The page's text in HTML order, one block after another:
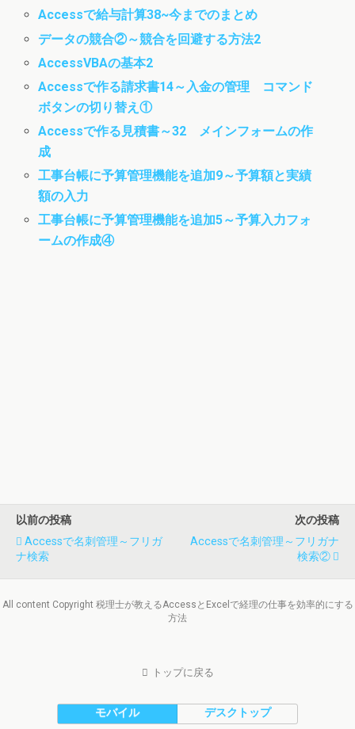
Accessで給与計算38~今までのまとめ
データの競合②～競合を回避する方法2
AccessVBAの基本2
Accessで作る請求書14～入金の管理 コマンド
ボタンの切り替え①
Accessで作る見積書～32 メインフォームの作
成
工事台帳に予算管理機能を追加9～予算額と実績
額の入力
工事台帳に予算管理機能を追加5～予算入力フォ
ームの作成④
以前の投稿
Accessで名刺管理～フリガ
ナ検索
次の投稿
Accessで名刺管理～フリガナ
検索②
All content Copyright 税理士が教えるAccessとExcelで経理の仕事を効率的にする
方法
トップに戻る
モバイル デスクトップ